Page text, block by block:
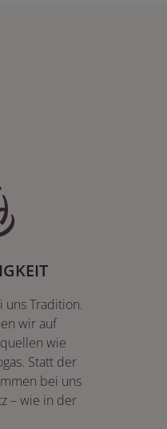
uns Tradition.
wir auf
wie
Statt der
bei uns
– wie in der